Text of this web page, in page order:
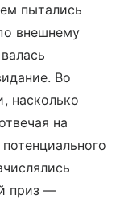
пытались
внешнему
Во
насколько
на
приз —